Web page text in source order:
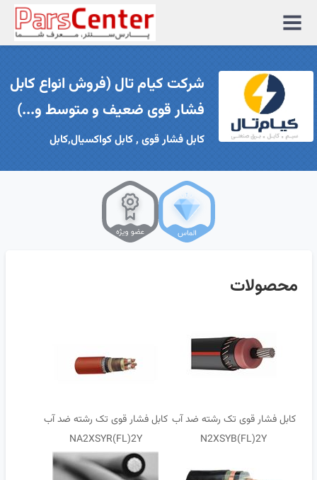
منوی
سایت
شرکت کیام تال (فروش انواع کابل
فشار قوی ضعیف و متوسط و...)
کابل فشار قوی , کابل کواکسیال,کابل
محصولات
کابل فشار قوی تک رشته ضد آب
N2XSYB(FL)2Y
کابل فشار قوی تک رشته ضد آب
NA2XSYR(FL)2Y